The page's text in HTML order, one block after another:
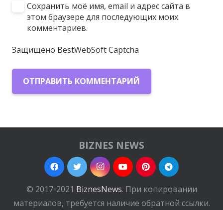
Сохранить моё имя, email и адрес сайта в
этом браузере для последующих моих
комментариев.
Защищено BestWebSoft Captcha
ОТПРАВИТЬ КОММЕНТАРИЙ
BIZNES NEWS
© 2017-2021 BiznesNews. При копировании
материалов, требуется наличие обратной ссылки.